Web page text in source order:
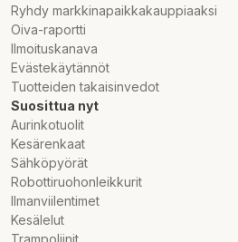
Ryhdy markkinapaikkakauppiaaksi
Oiva-raportti
Ilmoituskanava
Evästekäytännöt
Tuotteiden takaisinvedot
Suosittua nyt
Aurinkotuolit
Kesärenkaat
Sähköpyörät
Robottiruohonleikkurit
Ilmanviilentimet
Kesälelut
Trampoliinit